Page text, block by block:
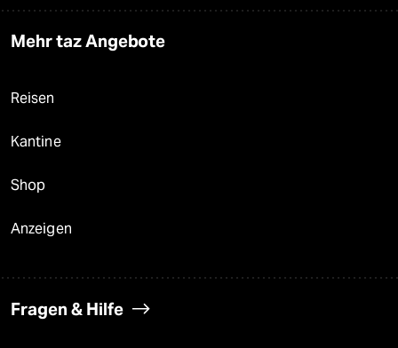
Mehr taz Angebote
Reisen
Kantine
Shop
Anzeigen
Fragen & Hilfe